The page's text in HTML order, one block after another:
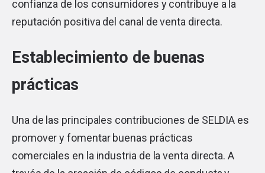
confianza de los consumidores y contribuye a la
reputación positiva del canal de venta directa.
Establecimiento de buenas
prácticas
Una de las principales contribuciones de SELDIA es
promover y fomentar buenas prácticas
comerciales en la industria de la venta directa. A